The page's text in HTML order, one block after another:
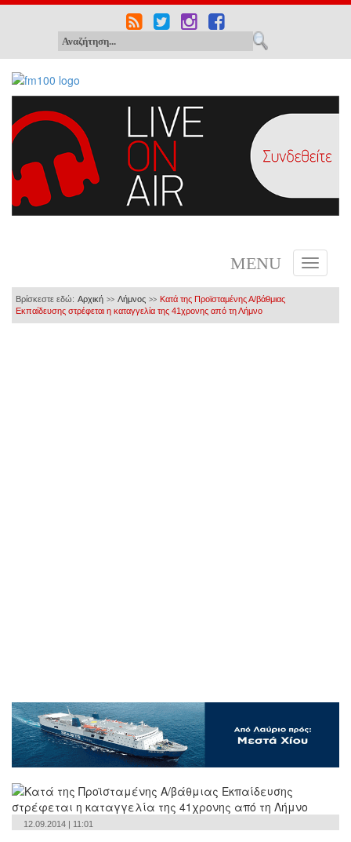
MENU
Βρίσκεστε εδώ: Αρχική >> Λήμνος >> Κατά της Προϊσταμένης Α/βάθμιας
Εκπαίδευσης στρέφεται η καταγγελία της 41χρονης από τη Λήμνο
12.09.2014 | 11:01